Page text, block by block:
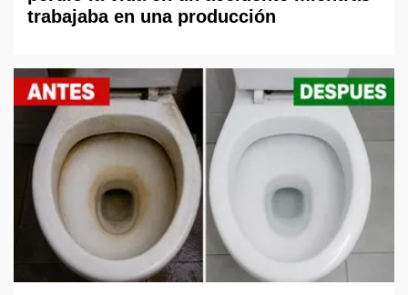
trabajaba en una producción